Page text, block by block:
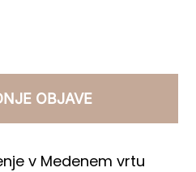
OBJAVE
v Medenem vrtu